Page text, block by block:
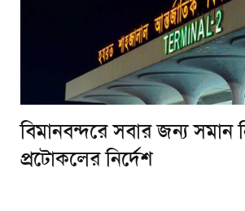
বিমানবন্দরে সবার জন্য সমান
প্রটোকলের নির্দেশ